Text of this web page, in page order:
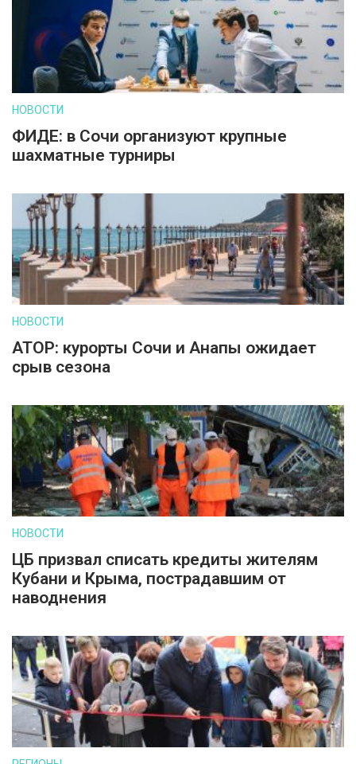
НОВОСТИ
ФИДЕ: в Сочи организуют крупные
шахматные турниры
НОВОСТИ
АТОР: курорты Сочи и Анапы ожидает
срыв сезона
НОВОСТИ
ЦБ призвал списать кредиты жителям
Кубани и Крыма, пострадавшим от
наводнения